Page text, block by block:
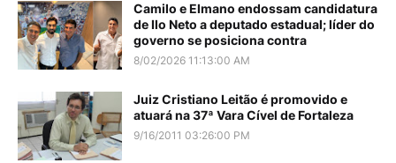
Camilo e Elmano endossam candidatura
de Ilo Neto a deputado estadual; líder do
governo se posiciona contra
8/02/2026 11:13:00 AM
Juiz Cristiano Leitão é promovido e
atuará na 37ª Vara Cível de Fortaleza
9/16/2011 03:26:00 PM